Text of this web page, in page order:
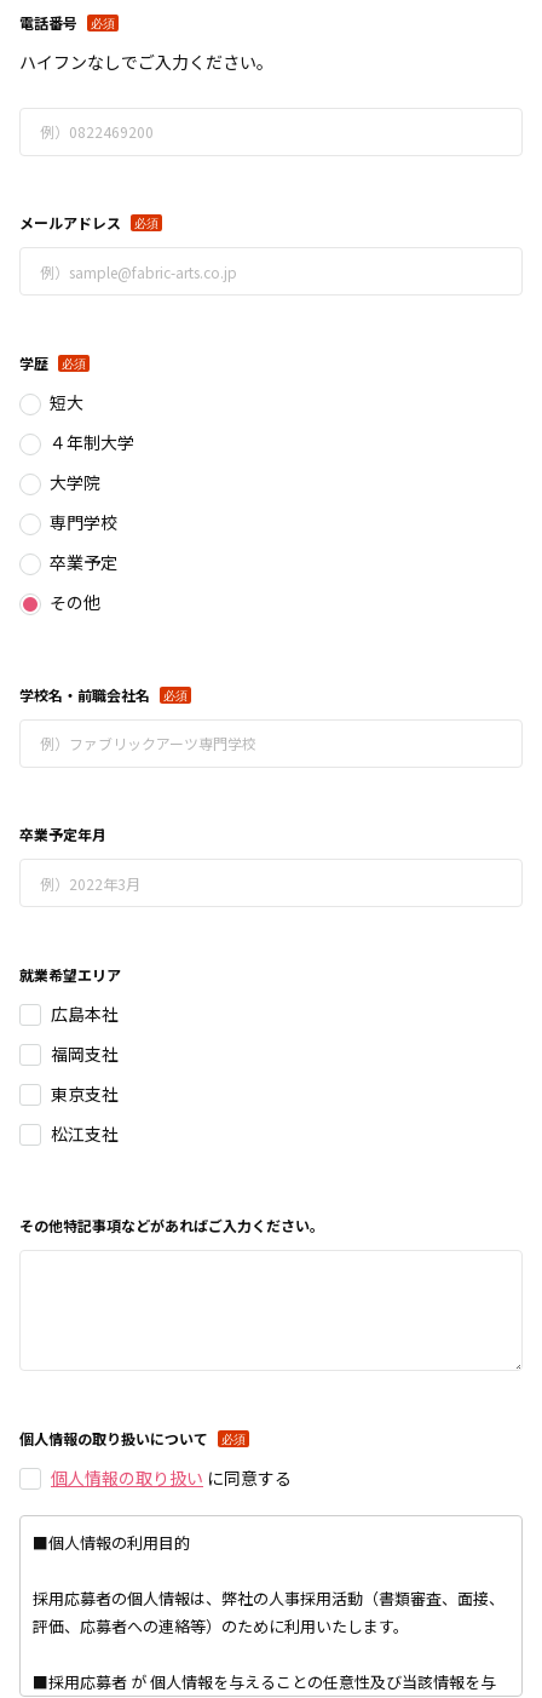
電話番号
ハイフンなしでご入力ください。
メールアドレス
学歴
短大
４年制大学
大学院
専門学校
卒業予定
その他
学校名・前職会社名
卒業予定年月
就業希望エリア
広島本社
福岡支社
東京支社
松江支社
その他特記事項などがあればご入力ください。
個人情報の取り扱いについて
個人情報の取り扱い に同意する
■個人情報の利用目的
採用応募者の個人情報は、弊社の人事採用活動（書類審査、面接、
評価、応募者への連絡等）のために利用いたします。
■採用応募者 が 個人情報を与えることの任意性及び当該情報を与